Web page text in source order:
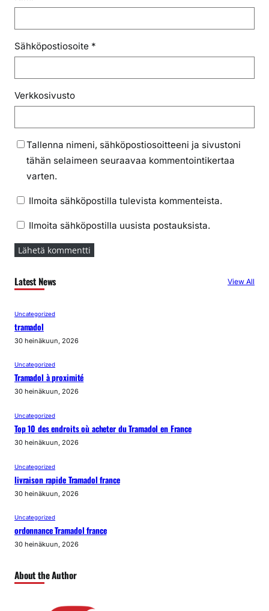
Sähköpostiosoite *
Verkkosivusto
Tallenna nimeni, sähköpostiosoitteeni ja sivustoni
tähän selaimeen seuraavaa kommentointikertaa
varten.
Ilmoita sähköpostilla tulevista kommenteista.
Ilmoita sähköpostilla uusista postauksista.
Latest News View All
Uncategorized
tramadol
30 heinäkuun, 2026
Uncategorized
Tramadol à proximité
30 heinäkuun, 2026
Uncategorized
Top 10 des endroits où acheter du Tramadol en France
30 heinäkuun, 2026
Uncategorized
livraison rapide Tramadol france
30 heinäkuun, 2026
Uncategorized
ordonnance Tramadol france
30 heinäkuun, 2026
About the Author